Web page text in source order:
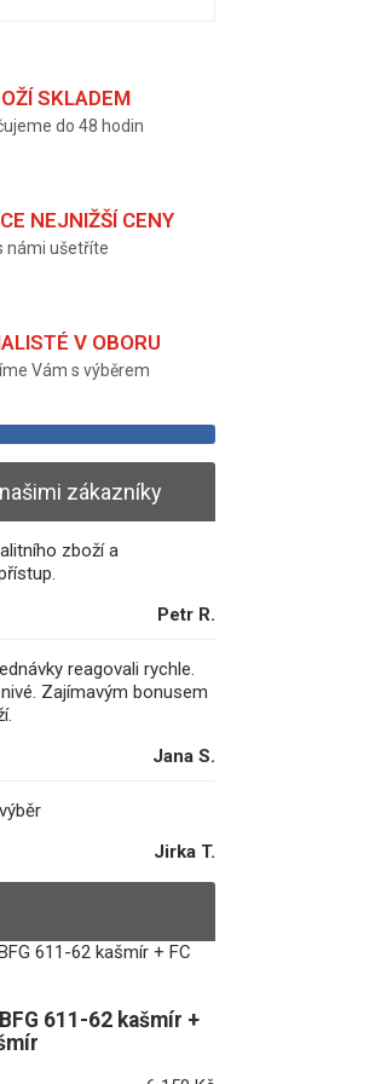
SKLADEM
do 48 hodin
NEJNIŽŠÍ CENY
námi ušetříte
V OBORU
Vám s výběrem
zákazníky
zboží a
Petr R.
reagovali rychle.
Zajímavým bonusem
Jana S.
Jirka T.
611-62 kašmír +